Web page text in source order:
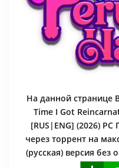
На данной странице
Time I Got
[RUS|ENG] (2026)
через торрент на
(русская) версия